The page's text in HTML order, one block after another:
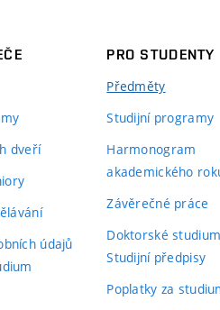
dveří
údajů
PRO STUDENTY
Předměty
Studijní programy
Harmonogram
akademického
Závěrečné práce
Doktorské studium
Studijní předpisy
Poplatky za